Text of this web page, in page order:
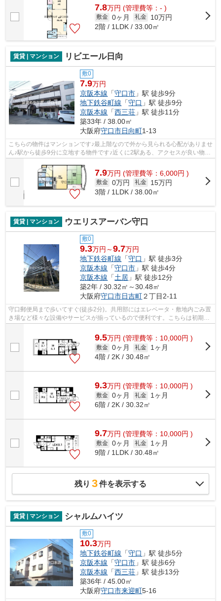
7.8万円 (管理費等：- )
敷金 0ヶ月 礼金
10万円
2階 / 1LDK / 33.00㎡
賃貸 | マンション リビエール日向
敷0
7.9万円
京阪本線 「守口市 」駅 徒歩9分
地下鉄谷町線 「守口 」駅 徒歩9分
京阪本線 「西三荘 」駅 徒歩11分
築33年 / 38.00㎡
大阪府守口市日向町1-13
こちらの物件はマンションです♪最上階なので外から見られる心配がありませ
ん♪駅から徒歩9分に立地する物件です♪近くに2駅ある、アクセスが良い物件
7.9万円 (管理費等：6,000円 )
敷金 0万円 礼金
15万円
3階 / 1LDK / 38.00㎡
賃貸 | マンション ウエリスアーバン守口
敷0
9.3万円～9.7万円
地下鉄谷町線 「守口 」駅 徒歩3分
京阪本線 「守口市 」駅 徒歩4分
京阪本線 「土居 」駅 徒歩12分
築2年 / 30.32㎡～30.48㎡
大阪府守口市日吉町２丁目2-11
守口郵便局まで歩いてすぐ(徒歩2分)。共用部にはエレベータ・敷地内ごみ置
き場など様々な設備やサービスが揃っているので便利です。こちらは初期費
用をカードでお支払いいただける物件...
9.5万円 (管理費等：10,000円 )
敷金 0ヶ月 礼金
1ヶ月
4階 / 2K / 30.48㎡
9.3万円 (管理費等：10,000円 )
敷金 0ヶ月 礼金
1ヶ月
6階 / 2K / 30.32㎡
9.7万円 (管理費等：10,000円 )
敷金 0ヶ月 礼金
1ヶ月
9階 / 1LDK / 30.48㎡
残り 3件を表示する
賃貸 | マンション シャルムハイツ
敷0
10.3万円
地下鉄谷町線 「守口 」駅 徒歩5分
京阪本線 「守口市 」駅 徒歩6分
京阪本線 「西三荘 」駅 徒歩13分
築36年 / 45.00㎡
大阪府守口市来迎町5-16